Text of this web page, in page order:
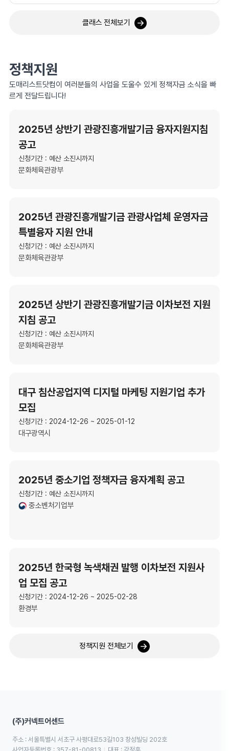
클래스 전체보기
정책지원
도매리스트닷컴이 여러분들의 사업을 도울수 있게 정책자금 소식을 빠
르게 전달드립니다!
2025년 상반기 관광진흥개발기금 융자지원지침
공고
신청기간 : 예산 소진시까지
문화체육관광부
2025년 관광진흥개발기금 관광사업체 운영자금
특별융자 지원 안내
신청기간 : 예산 소진시까지
문화체육관광부
2025년 상반기 관광진흥개발기금 이차보전 지원
지침 공고
신청기간 : 예산 소진시까지
문화체육관광부
대구 침산공업지역 디지털 마케팅 지원기업 추가
모집
신청기간 : 2024-12-26 ~ 2025-01-12
대구광역시
2025년 중소기업 정책자금 융자계획 공고
신청기간 : 예산 소진시까지
중소벤처기업부
2025년 한국형 녹색채권 발행 이차보전 지원사
업 모집 공고
신청기간 : 2024-12-26 ~ 2025-02-28
환경부
정책지원 전체보기
(주)커넥트어센드
주소 : 서울특별시 서초구 사평대로53길103 창성빌딩 202호